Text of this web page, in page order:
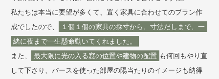
私たちは本当に要望が多くて、置く家具に合わせてのプラン作
成でしたので、
１個１個の家具の採寸から、寸法だしまで、一
緒に夜まで一生懸命動いてくれました。
また、
最大限に光の入る窓の位置や建物の配置 も何回もやり直
して下さり、パースを使った部屋の陽当たりのイメージも納得